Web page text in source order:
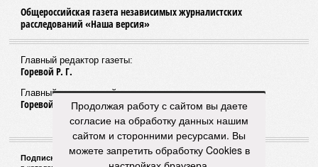
Общероссийская газета независимых журналистских
расследований «Наша версия»
Главный редактор газеты:
Горевой Р. Г.
Главный редактор сайта:
Горевой Р. Г.
Подписной индекс газеты «Наша версия»:
Продолжая работу с сайтом вы даете
согласие на обработку данных нашим
сайтом и сторонними ресурсами. Вы
можете запретить обработку Cookies в